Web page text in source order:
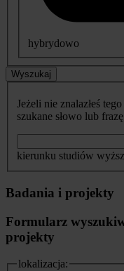
hybrydowo
Wyszukaj
Jeżeli nie znalazłeś
szukane słowo lub
kierunku studiów
Badania i projekty
Formularz
projekty
lokalizacja: